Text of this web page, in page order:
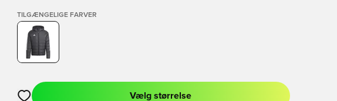
TILGÆNGELIGE FARVER
Vælg størrelse